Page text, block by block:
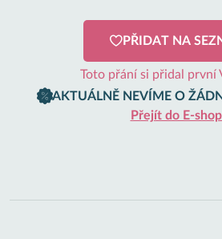
PŘIDAT NA
Toto přání si přidal první
AKTUÁLNĚ NEVÍME O
Přejít do E-